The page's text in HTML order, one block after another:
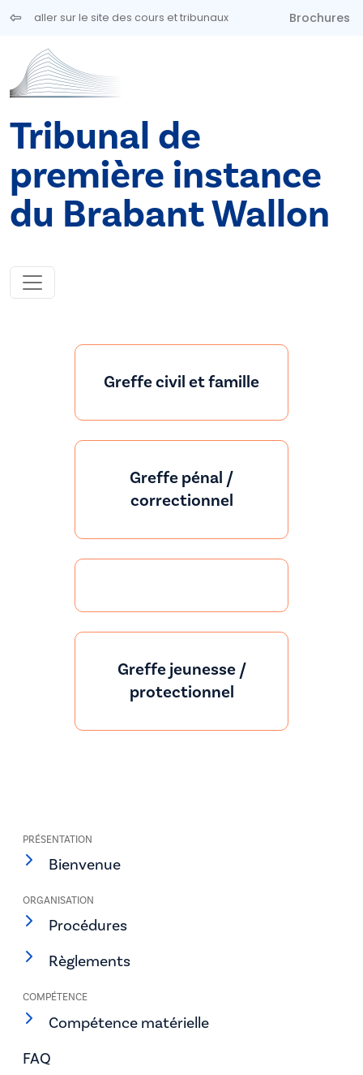
Aller au contenu principal
aller sur le site des cours et tribunaux Brochures
Tribunal de
première instance
du Brabant Wallon
Greffe civil et famille
Greffe pénal /
correctionnel
Greffe jeunesse /
protectionnel
PRÉSENTATION
Bienvenue
ORGANISATION
Procédures
Règlements
COMPÉTENCE
Compétence matérielle
FAQ